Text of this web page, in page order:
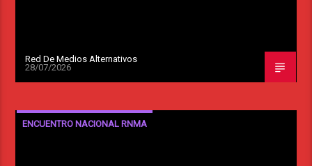
Red De Medios Alternativos
28/07/2026
ENCUENTRO NACIONAL RNMA